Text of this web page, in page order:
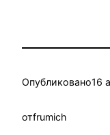
Опубликовано16
отfrumich